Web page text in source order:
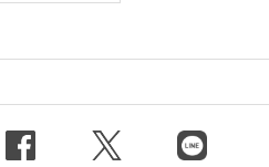
X（旧Twitter） LINE